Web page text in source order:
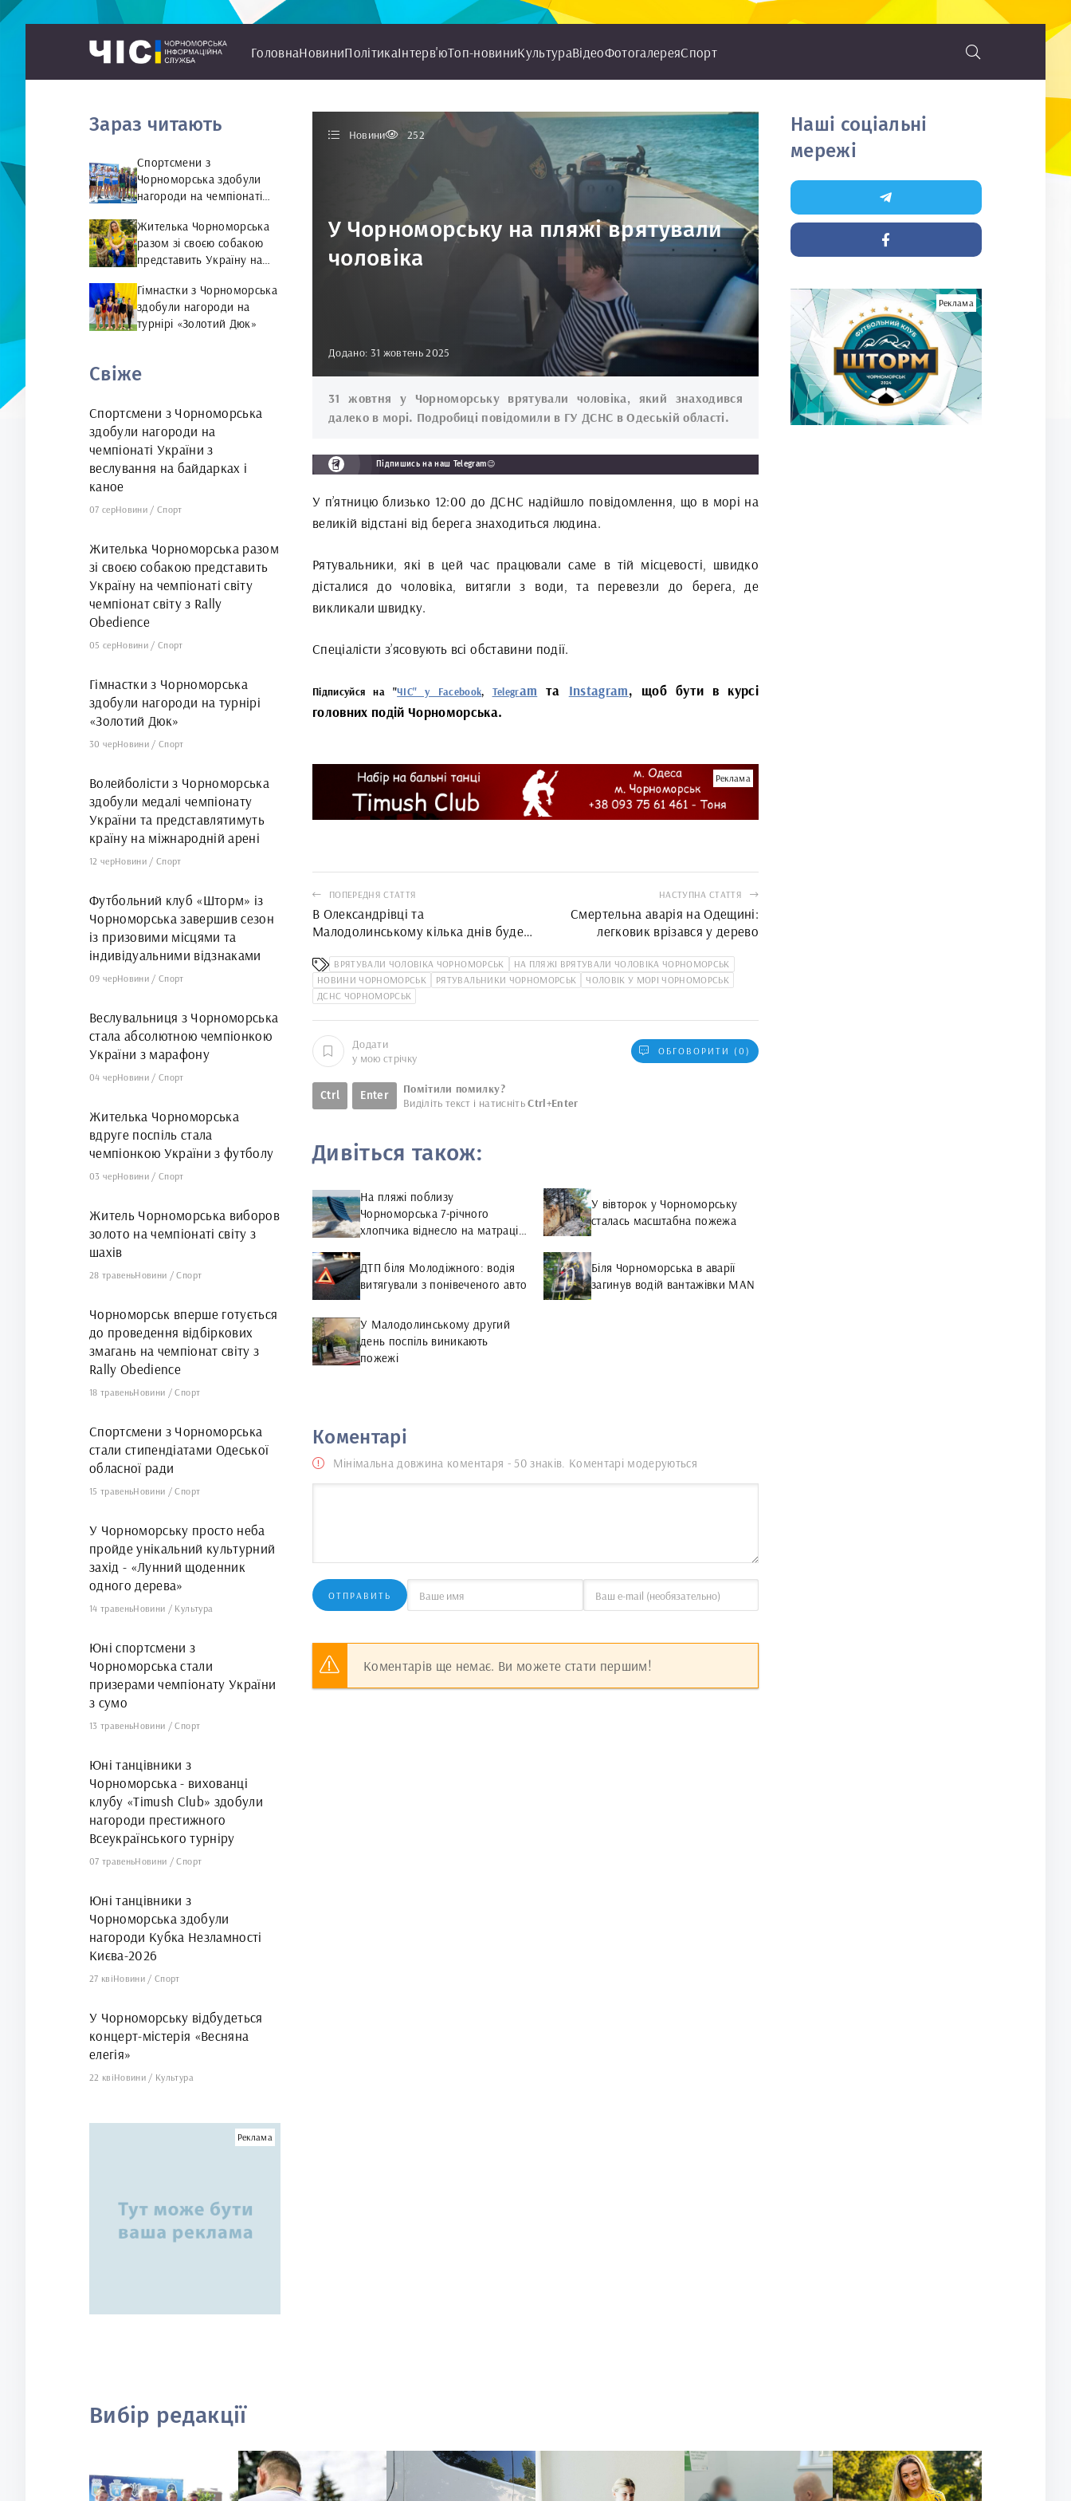
ГоловнаНовиниПолітикаІнтерв'юТоп-новиниКультураВідеоФотогалереяСпорт
Новини 252
У Чорноморську на пляжі врятували
чоловіка
Додано: 31 жовтень 2025
31 жовтня у Чорноморську врятували чоловіка, який знаходився
далеко в морі. Подробиці повідомили в ГУ ДСНС в Одеській області.
Підпишись на наш Telegram😉
У п’ятницю близько 12:00 до ДСНС надійшло повідомлення, що в морі на
великій відстані від берега знаходиться людина.
Рятувальники, які в цей час працювали саме в тій місцевості, швидко
дісталися до чоловіка, витягли з води, та перевезли до берега, де
викликали швидку.
Спеціалісти з’ясовують всі обставини події.
Підписуйся на "ЧІС" у Facebook, Telegram та Instagram, щоб бути в курсі
головних подій Чорноморська.
Реклама
ПОПЕРЕДНЯ СТАТТЯ
В Олександрівці та
Малодолинському кілька днів буде
НАСТУПНА СТАТТЯ
Смертельна аварія на Одещині:
легковик врізався у дерево
ВРЯТУВАЛИ ЧОЛОВІКА ЧОРНОМОРСЬК
НА ПЛЯЖІ ВРЯТУВАЛИ ЧОЛОВІКА ЧОРНОМОРСЬК
НОВИНИ ЧОРНОМОРСЬК
РЯТУВАЛЬНИКИ ЧОРНОМОРСЬК
ЧОЛОВІК У МОРІ ЧОРНОМОРСЬК
ДСНС ЧОРНОМОРСЬК
Додати
у мою стрічку
ОБГОВОРИТИ (0)
Ctrl Enter
Помітили помилку?
Виділіть текст і натиснітьCtrl+Enter
Дивіться також:
На пляжі поблизу
Чорноморська 7-річного
хлопчика віднесло на матраці
У вівторок у Чорноморську
сталась масштабна пожежа
ДТП біля Молодіжного: водія
витягували з понівеченого авто
Біля Чорноморська в аварії
загинув водій вантажівки MAN
У Малодолинському другий
день поспіль виникають
пожежі
Коментарі
Мінімальна довжина коментаря - 50 знаків. Коментарі модеруються
ОТПРАВИТЬ
Коментарів ще немає. Ви можете стати першим!
Зараз читають
Спортсмени з
Чорноморська здобули
нагороди на чемпіонаті
байдарках і каное
Жителька Чорноморська
разом зі своєю собакою
представить Україну на
світу з Rally Obedience
Гімнастки з Чорноморська
здобули нагороди на
турнірі «Золотий Дюк»
Свіже
Спортсмени з Чорноморська
здобули нагороди на
чемпіонаті України з
веслування на байдарках і
каное
07 серНовини /Спорт
Жителька Чорноморська разом
зі своєю собакою представить
Україну на чемпіонаті світу
чемпіонат світу з Rally
Obedience
05 серНовини /Спорт
Гімнастки з Чорноморська
здобули нагороди на турнірі
«Золотий Дюк»
30 черНовини /Спорт
Волейболісти з Чорноморська
здобули медалі чемпіонату
України та представлятимуть
країну на міжнародній арені
12 черНовини /Спорт
Футбольний клуб «Шторм» із
Чорноморська завершив сезон
із призовими місцями та
індивідуальними відзнаками
09 черНовини /Спорт
Веслувальниця з Чорноморська
стала абсолютною чемпіонкою
України з марафону
04 черНовини /Спорт
Жителька Чорноморська
вдруге поспіль стала
чемпіонкою України з футболу
03 черНовини /Спорт
Житель Чорноморська виборов
золото на чемпіонаті світу з
шахів
28 травеньНовини /Спорт
Чорноморськ вперше готується
до проведення відбіркових
змагань на чемпіонат світу з
Rally Obedience
18 травеньНовини /Спорт
Спортсмени з Чорноморська
стали стипендіатами Одеської
обласної ради
15 травеньНовини /Спорт
У Чорноморську просто неба
пройде унікальний культурний
захід - «Лунний щоденник
одного дерева»
14 травеньНовини / Культура
Юні спортсмени з
Чорноморська стали
призерами чемпіонату України
з сумо
13 травеньНовини /Спорт
Юні танцівники з
Чорноморська - вихованці
клубу «Timush Club» здобули
нагороди престижного
Всеукраїнського турніру
07 травеньНовини /Спорт
Юні танцівники з
Чорноморська здобули
нагороди Кубка Незламності
Києва-2026
27 квіНовини /Спорт
У Чорноморську відбудеться
концерт-містерія «Весняна
елегія»
22 квіНовини / Культура
Реклама
Наші соціальні
мережі
Реклама
Вибір редакції